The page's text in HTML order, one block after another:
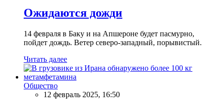
Ожидаются дожди
14 февраля в Баку и на Апшероне будет пасмурно,
пойдет дождь. Ветер северо-западный, порывистый.
Читать далее
Общество
12 февраль 2025, 16:50